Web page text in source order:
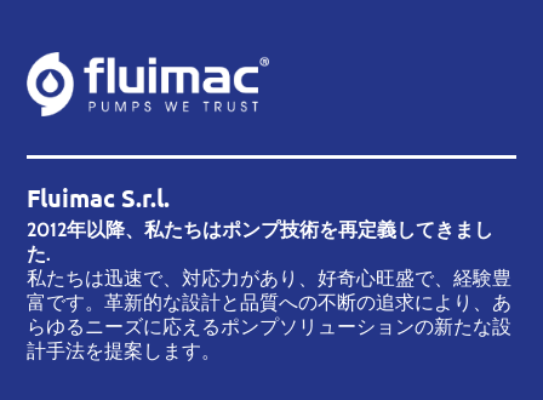
Fluimac S.r.l.
2012年以降、私たちはポンプ技術を再定義してきまし
た.
私たちは迅速で、対応力があり、好奇心旺盛で、経験豊
富です。革新的な設計と品質への不断の追求により、あ
らゆるニーズに応えるポンプソリューションの新たな設
計手法を提案します。